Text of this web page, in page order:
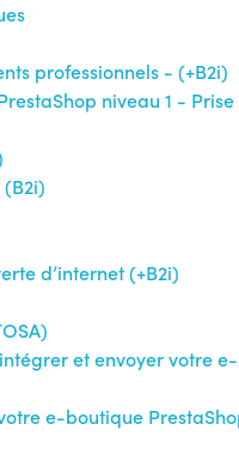
professionnels - (+B2i)
niveau 1 - Prise
d’internet (+B2i)
et envoyer votre e-
e-boutique